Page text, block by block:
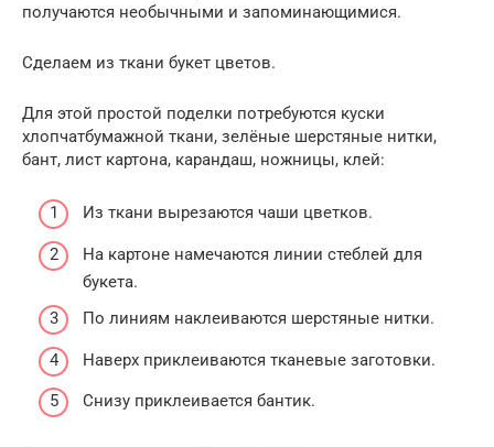
получаются необычными и запоминающимися.
Сделаем из ткани букет цветов.
Для этой простой поделки потребуются куски
хлопчатбумажной ткани, зелёные шерстяные нитки,
бант, лист картона, карандаш, ножницы, клей:
Из ткани вырезаются чаши цветков.
На картоне намечаются линии стеблей для
букета.
По линиям наклеиваются шерстяные нитки.
Наверх приклеиваются тканевые заготовки.
Снизу приклеивается бантик.